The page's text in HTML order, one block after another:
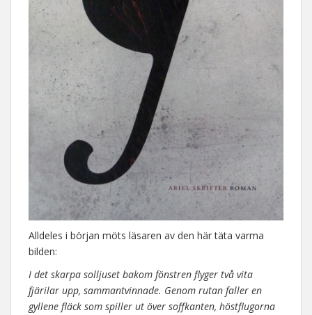
Alldeles i början möts läsaren av den här täta varma
bilden:
I det skarpa solljuset bakom fönstren flyger två vita
fjärilar upp, sammantvinnade. Genom rutan faller en
gyllene fläck som spiller ut över soffkanten, höstflugorna